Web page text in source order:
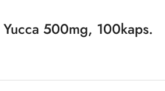
500mg, 100kaps.